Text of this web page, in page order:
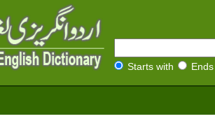
Starts with